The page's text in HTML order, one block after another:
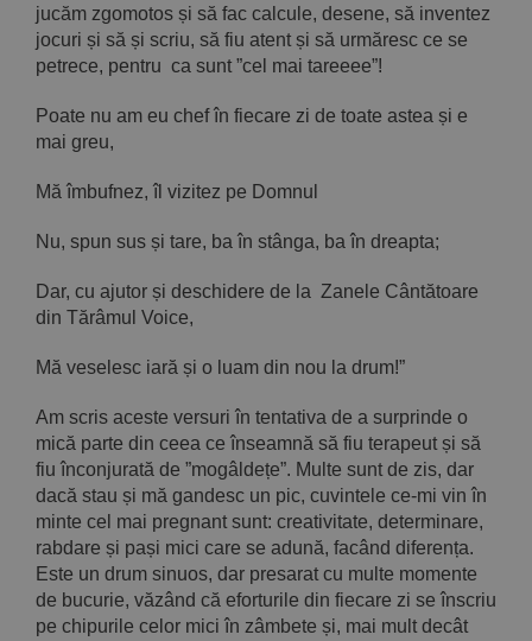
jucăm zgomotos și să fac calcule, desene, să inventez
jocuri și să și scriu, să fiu atent și să urmăresc ce se
petrece, pentru ca sunt ”cel mai tareeee”!
Poate nu am eu chef în fiecare zi de toate astea și e
mai greu,
Mă îmbufnez, îl vizitez pe Domnul
Nu, spun sus și tare, ba în stânga, ba în dreapta;
Dar, cu ajutor și deschidere de la Zanele Cântătoare
din Tărâmul Voice,
Mă veselesc iară și o luam din nou la drum!”
Am scris aceste versuri în tentativa de a surprinde o
mică parte din ceea ce înseamnă să fiu terapeut și să
fiu înconjurată de ”mogâldețe”. Multe sunt de zis, dar
dacă stau și mă gandesc un pic, cuvintele ce-mi vin în
minte cel mai pregnant sunt: creativitate, determinare,
rabdare și pași mici care se adună, facând diferența.
Este un drum sinuos, dar presarat cu multe momente
de bucurie, văzând că eforturile din fiecare zi se înscriu
pe chipurile celor mici în zâmbete și, mai mult decât